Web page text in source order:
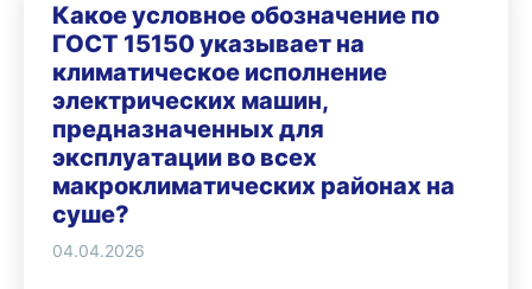
Какое условное обозначение по
ГОСТ 15150 указывает на
климатическое исполнение
электрических машин,
предназначенных для
эксплуатации во всех
макроклиматических районах на
суше?
04.04.2026